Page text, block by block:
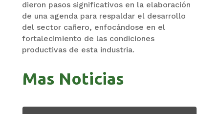
dieron pasos significativos en la elaboración
de una agenda para respaldar el desarrollo
del sector cañero, enfocándose en el
fortalecimiento de las condiciones
productivas de esta industria.
Mas Noticias